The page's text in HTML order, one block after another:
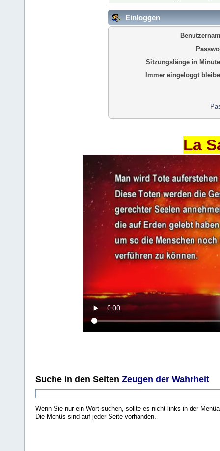
Einloggen
Sitzungslänge in
Immer eingeloggt
La
Suche in den Seiten Zeugen der Wahrheit
Wenn Sie nur ein Wort suchen, sollte es nicht links in der
Die Menüs sind auf jeder Seite vorhanden..